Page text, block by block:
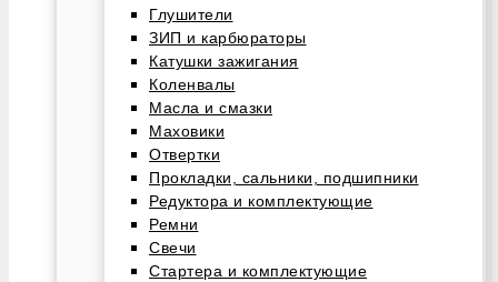
Глушители
ЗИП и карбюраторы
Катушки зажигания
Коленвалы
Масла и смазки
Маховики
Отвертки
Прокладки, сальники, подшипники
Редуктора и комплектующие
Ремни
Свечи
Стартера и комплектующие